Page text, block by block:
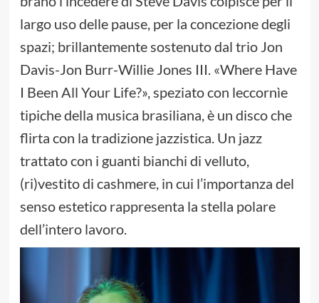
largo uso delle pause, per la concezione degli
spazi; brillantemente sostenuto dal trio Jon
Davis-Jon Burr-Willie Jones III. «Where Have
I Been All Your Life?», speziato con leccornìe
tipiche della musica brasiliana, è un disco che
flirta con la tradizione jazzistica. Un jazz
trattato con i guanti bianchi di velluto,
(ri)vestito di cashmere, in cui l’importanza del
senso estetico rappresenta la stella polare
dell’intero lavoro.